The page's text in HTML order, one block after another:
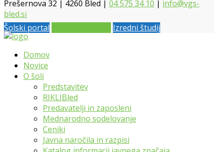
Prešernova 32 | 4260 Bled | 04 575 34 10 | info@vgs-
bled.si
Šolski portal
Izredni študij
Domov
Novice
O šoli
Predstavitev
RIKLIBled
Predavatelji in zaposleni
Mednarodno sodelovanje
Ceniki
Javna naročila in razpisi